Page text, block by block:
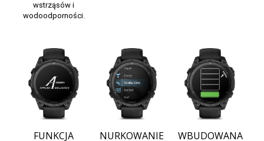
wstrząsów i
wodoodporności.
FUNKCJA NURKOWANIE WBUDOWANA